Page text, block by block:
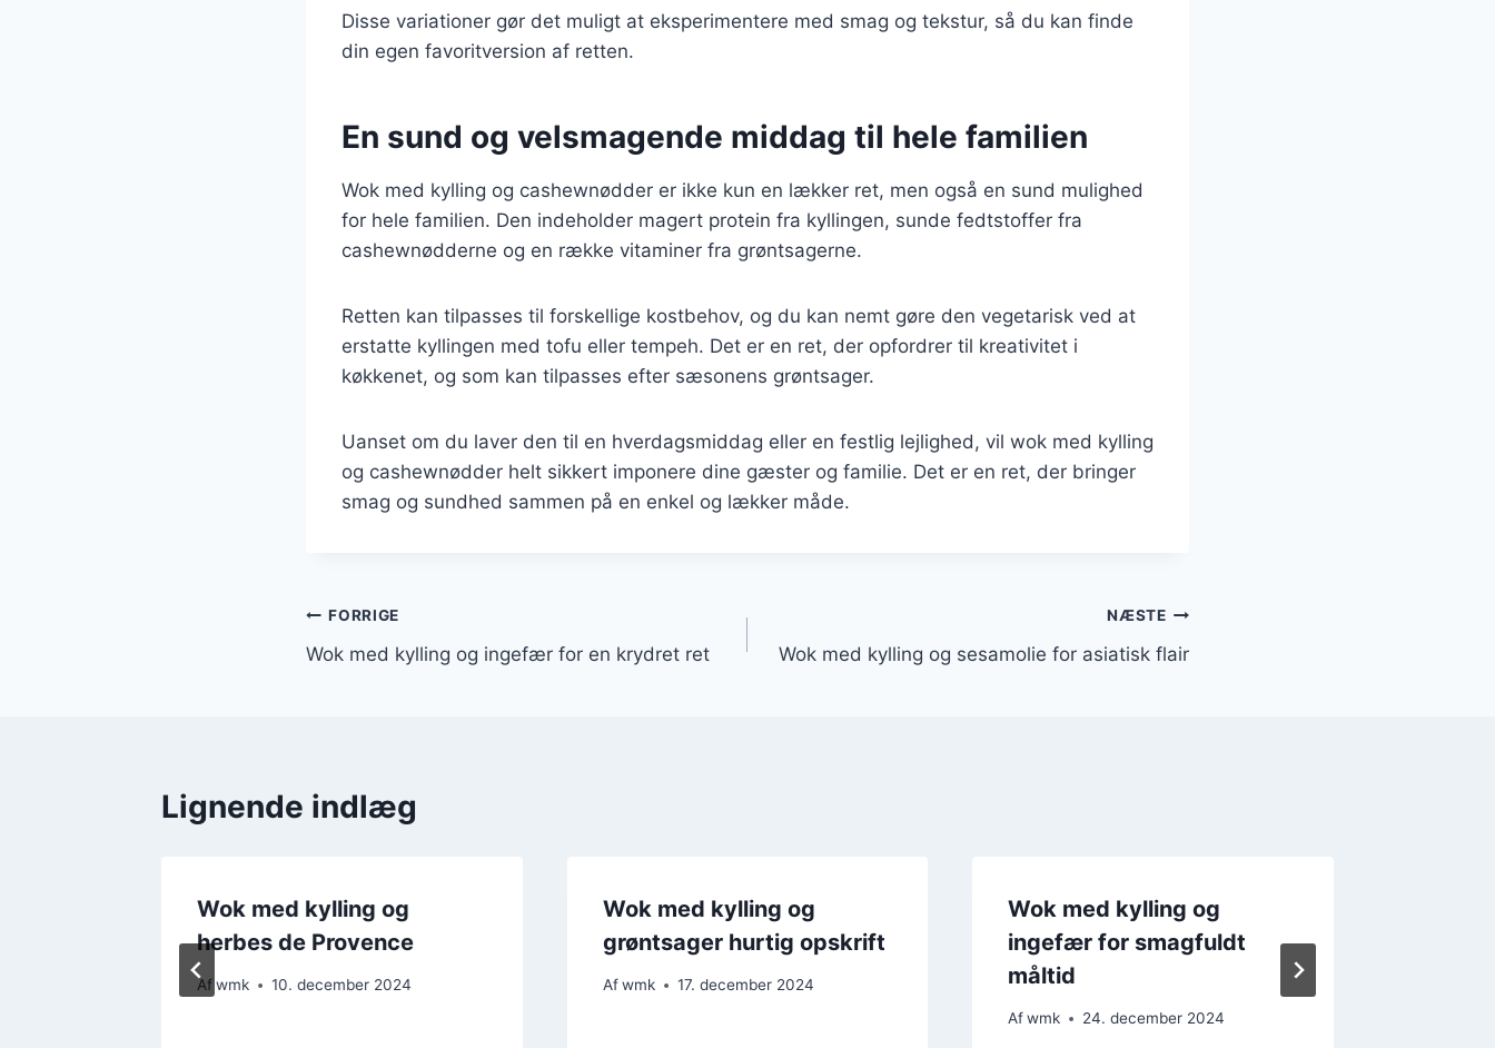
Disse variationer gør det muligt at eksperimentere med smag og tekstur, så du kan finde
din egen favoritversion af retten.
En sund og velsmagende middag til hele familien
Wok med kylling og cashewnødder er ikke kun en lækker ret, men også en sund mulighed
for hele familien. Den indeholder magert protein fra kyllingen, sunde fedtstoffer fra
cashewnødderne og en række vitaminer fra grøntsagerne.
Retten kan tilpasses til forskellige kostbehov, og du kan nemt gøre den vegetarisk ved at
erstatte kyllingen med tofu eller tempeh. Det er en ret, der opfordrer til kreativitet i
køkkenet, og som kan tilpasses efter sæsonens grøntsager.
Uanset om du laver den til en hverdagsmiddag eller en festlig lejlighed, vil wok med kylling
og cashewnødder helt sikkert imponere dine gæster og familie. Det er en ret, der bringer
smag og sundhed sammen på en enkel og lækker måde.
Indlægsnavigation
FORRIGE
Wok med kylling og ingefær for en krydret ret
NÆSTE
Wok med kylling og sesamolie for asiatisk flair
Lignende indlæg
Wok med kylling og
herbes de Provence
Afwmk 10. december 2024
Wok med kylling og
grøntsager hurtig opskrift
Af wmk 17. december 2024
Wok med kylling og
ingefær for smagfuldt
måltid
Af wmk 24. december 2024